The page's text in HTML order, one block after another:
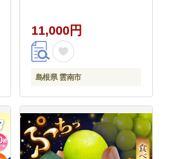
11,000円
島根県 雲南市